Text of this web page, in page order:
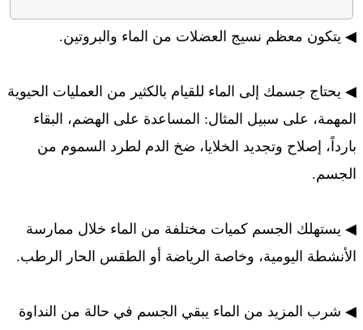
◀ يتكون معظم نسيج العضلات من الماء والبروتين.
◀ يحتاج جسمك إلى الماء للقيام بالكثير من العمليات الحيوية
المهمة، على سبيل المثال: المساعدة على الهضم، البقاء
بارداً، إصلاح وتجديد الخلايا، ضخ الدم لطرد السموم من
الجسم.
◀ يستهلك الجسم كميات مختلفة من الماء خلال ممارسة
الأنشطة اليومية، وخاصة الرياضة أو الطقس الحار الرطب.
◀ شرب المزيد من الماء يبقي الجسم في حالة من النداوة